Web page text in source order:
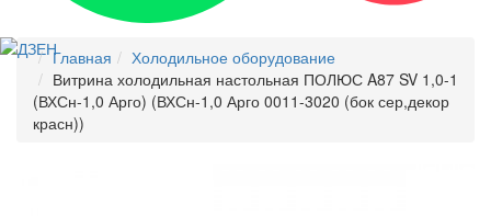
Главная
Холодильное оборудование
Витрина холодильная настольная ПОЛЮС A87 SV 1,0-1
(ВХСн-1,0 Арго) (ВХСн-1,0 Арго 0011-3020 (бок сер,декор
красн))